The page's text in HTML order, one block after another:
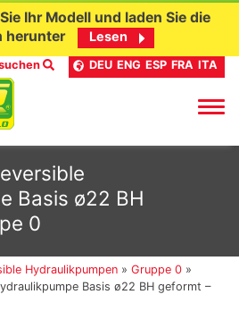
Ihr Modell und laden Sie die
herunter
Lesen
DEU ENG ESP FRA ITA
Basis ø22 BH
0
Hydraulikpumpen »Gruppe 0 »
Basis ø22 BH geformt –